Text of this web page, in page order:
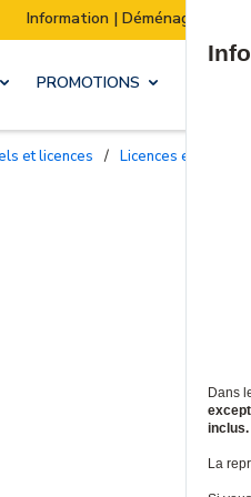
de notre stock :
PROMOTIONS
et licences / Licences et garanties